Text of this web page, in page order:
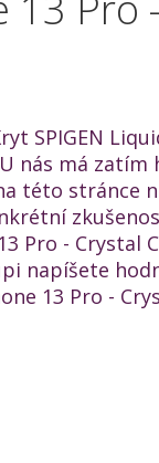
SPIGEN
nás má zatím
této stránce
Pro - Crystal
napíšete
13 Pro -